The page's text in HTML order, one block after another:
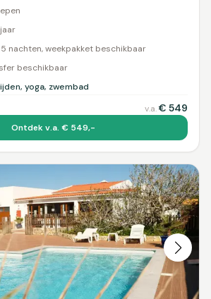
nachten, weekpakket beschikbaar
beschikbaar
yoga, zwembad
v.a.€ 549
Ontdek v.a. € 549,-